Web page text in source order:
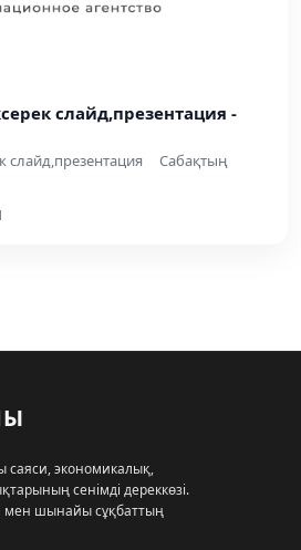
слайд,презентация -
слайд,презентация Сабақтың
саяси, экономикалық,
сенімді дереккөзі.
мен шынайы сұқбаттың